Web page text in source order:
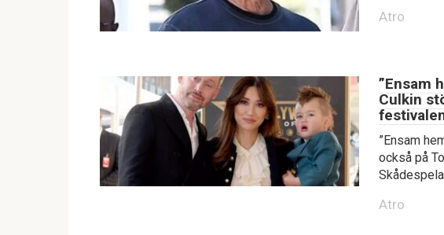
Atro
”Ensam
Culkin
”Ensam
också på
Atro